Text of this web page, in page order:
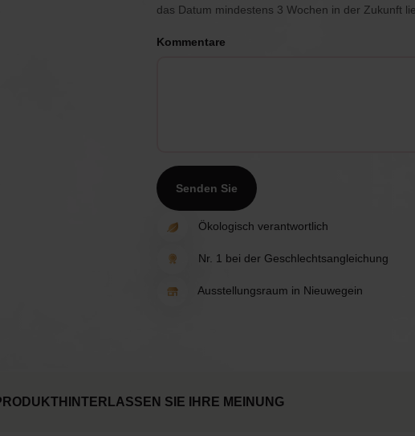
das Datum mindestens 3 Wochen in der Zukunft
Kommentare
Ökologisch verantwortlich
Nr. 1 bei der Geschlechtsangleichung
Ausstellungsraum in Nieuwegein
HINTERLASSEN SIE IHRE MEINUNG